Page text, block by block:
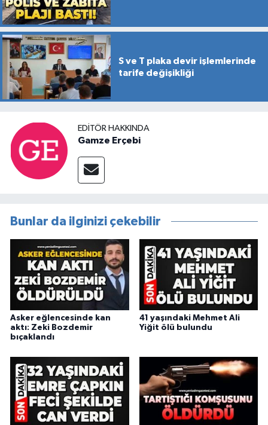
S ve T plaka devir işlemlerinde
tarife değişikliği
EDITÖR HAKKINDA
Gamze Erçebi
Bunlar da ilginizi çekebilir
Asker eğlencesinde kan
aktı: Zeki Bozdemir
bıçaklandı
41 yaşındaki Mehmet Ali
Yiğit ölü bulundu